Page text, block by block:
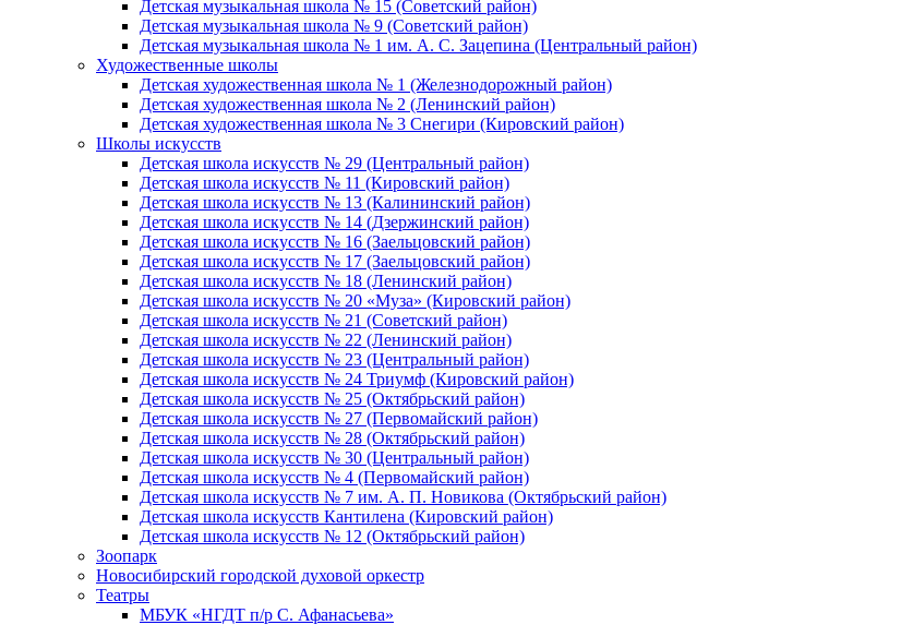
Детская музыкальная школа № 15 (Советский район)
Детская музыкальная школа № 9 (Советский район)
Детская музыкальная школа № 1 им. А. С. Зацепина (Центральный район)
Художественные школы
Детская художественная школа № 1 (Железнодорожный район)
Детская художественная школа № 2 (Ленинский район)
Детская художественная школа № 3 Снегири (Кировский район)
Школы искусств
Детская школа искусств № 29 (Центральный район)
Детская школа искусств № 11 (Кировский район)
Детская школа искусств № 13 (Калининский район)
Детская школа искусств № 14 (Дзержинский район)
Детская школа искусств № 16 (Заельцовский район)
Детская школа искусств № 17 (Заельцовский район)
Детская школа искусств № 18 (Ленинский район)
Детская школа искусств № 20 «Муза» (Кировский район)
Детская школа искусств № 21 (Советский район)
Детская школа искусств № 22 (Ленинский район)
Детская школа искусств № 23 (Центральный район)
Детская школа искусств № 24 Триумф (Кировский район)
Детская школа искусств № 25 (Октябрьский район)
Детская школа искусств № 27 (Первомайский район)
Детская школа искусств № 28 (Октябрьский район)
Детская школа искусств № 30 (Центральный район)
Детская школа искусств № 4 (Первомайский район)
Детская школа искусств № 7 им. А. П. Новикова (Октябрьский район)
Детская школа искусств Кантилена (Кировский район)
Детская школа искусств № 12 (Октябрьский район)
Зоопарк
Новосибирский городской духовой оркестр
Театры
МБУК «НГДТ п/р С. Афанасьева»